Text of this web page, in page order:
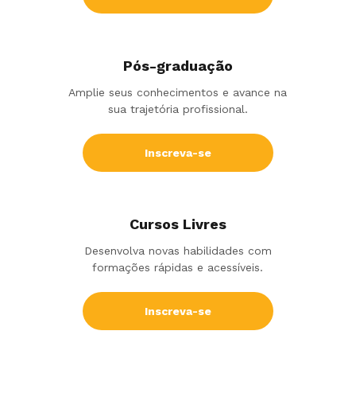
Pós-graduação
Amplie seus conhecimentos e avance na
sua trajetória profissional.
Inscreva-se
Cursos Livres
Desenvolva novas habilidades com
formações rápidas e acessíveis.
Inscreva-se